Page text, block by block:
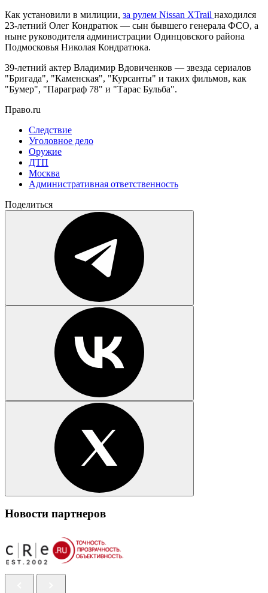
Как установили в милиции, за рулем Nissan XTrail находился
23-летний Олег Кондратюк — сын бывшего генерала ФСО, а
ныне руководителя администрации Одинцовского района
Подмосковья Николая Кондратюка.
39-летний актер Владимир Вдовиченков — звезда сериалов
"Бригада", "Каменская", "Курсанты" и таких фильмов, как
"Бумер", "Параграф 78" и "Тарас Бульба".
Право.ru
Следствие
Уголовное дело
Оружие
ДТП
Москва
Административная ответственность
Поделиться
Новости партнеров